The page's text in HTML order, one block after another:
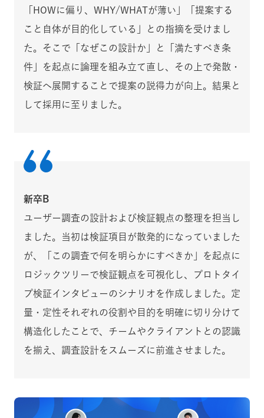
「HOWに偏り、WHY/WHATが薄い」「提案する
こと自体が目的化している」との指摘を受けまし
た。そこで「なぜこの設計か」と「満たすべき条
件」を起点に論理を組み立て直し、その上で発散・
検証へ展開することで提案の説得力が向上。結果と
して採用に至りました。
新卒B
ユーザー調査の設計および検証観点の整理を担当し
ました。当初は検証項目が散発的になっていました
が、「この調査で何を明らかにすべきか」を起点に
ロジックツリーで検証観点を可視化し、プロトタイ
プ検証インタビューのシナリオを作成しました。定
量・定性それぞれの役割や目的を明確に切り分けて
構造化したことで、チームやクライアントとの認識
を揃え、調査設計をスムーズに前進させました。